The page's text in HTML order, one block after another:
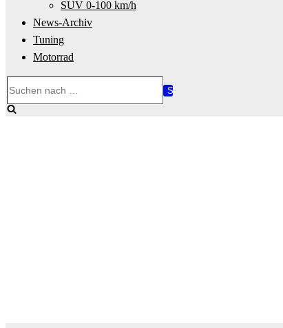
SUV 0-100 km/h
News-Archiv
Tuning
Motorrad
nach …